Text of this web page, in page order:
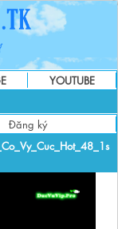
YOUTUBE
Đăng ký